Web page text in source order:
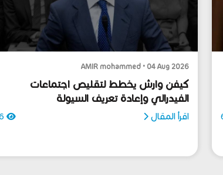
AMIR mohammed • 04 Aug 2026
كيفن وارش يخطط لتقليص اجتماعات
الفيدرالي وإعادة تعريف السيولة
اقرأ المقال 76